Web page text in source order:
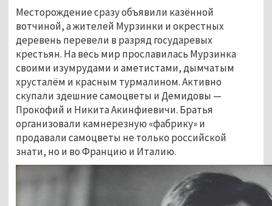
Месторождение сразу объявили казённой
вотчиной, а жителей Мурзинки и окрестных
деревень перевели в разряд государевых
крестьян. На весь мир прославилась Мурзинка
своими изумрудами и аметистами, дымчатым
хрусталём и красным турмалином. Активно
скупали здешние самоцветы и Демидовы —
Прокофий и Никита Акинфиевичи. Братья
организовали камнерезную «фабрику» и
продавали самоцветы не только российской
знати, но и во Францию и Италию.